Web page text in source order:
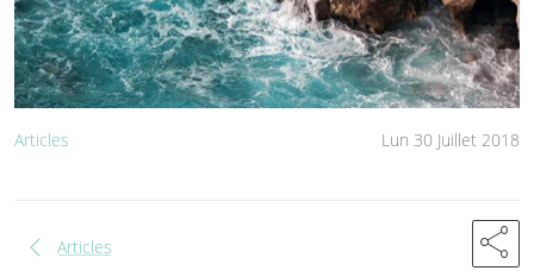
Lun 30 Juillet 2018
Articles
chevron_left Articles share